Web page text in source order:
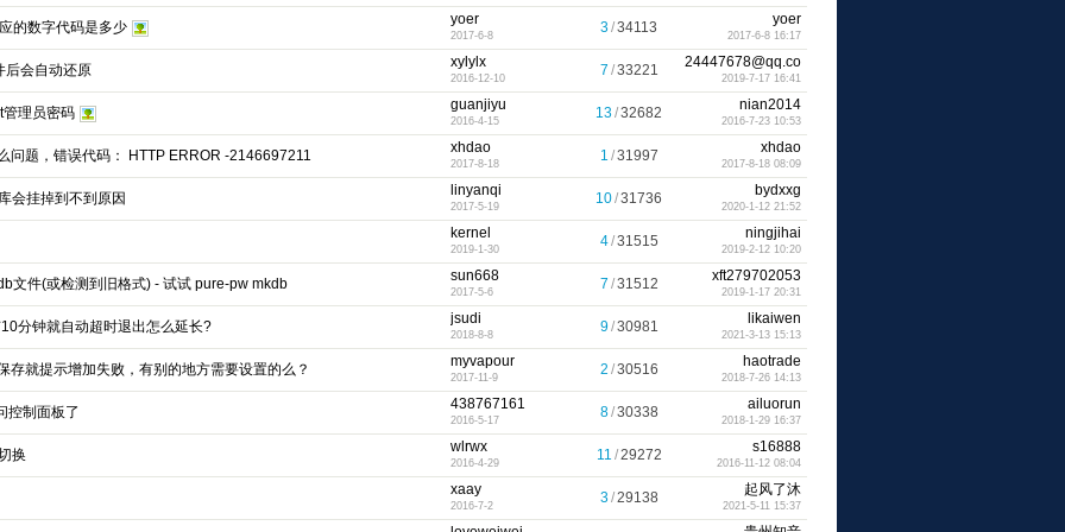
的数字代码是多少 yoer
2017-6-8
3/34113 yoer
2017-6-8 16:17
后会自动还原 xylylx
2016-12-10
7 /33221
24447678@qq.co
m
2019-7-17 16:41
理员密码 guanjiyu
2016-4-15
13/32682 nian2014
2016-7-23 10:53
问题，错误代码： HTTP ERROR -2146697211 xhdao
2017-8-18
1 /31997 xhdao
2017-8-18 08:09
会挂掉到不到原因 linyanqi
2017-5-19
10/31736 bydxxg
2020-1-12 21:52
kernel
2019-1-30
4/31515 ningjihai
2019-2-12 10:20
文件(或检测到旧格式) - 试试 pure-pw mkdb sun668
2017-5-6
7 /31512 xft279702053
2019-1-17 20:31
分钟就自动超时退出怎么延长? jsudi
2018-8-8
9/30981 likaiwen
2021-3-13 15:13
存就提示增加失败，有别的地方需要设置的么？ myvapour
2017-11-9
2 /30516 haotrade
2018-7-26 14:13
控制面板了 438767161
2016-5-17
8/30338 ailuorun
2018-1-29 16:37
换 wlrwx
2016-4-29
11 /29272 s16888
2016-11-12 08:04
xaay
2016-7-2
3/29138 起风了沐
2021-5-11 15:37